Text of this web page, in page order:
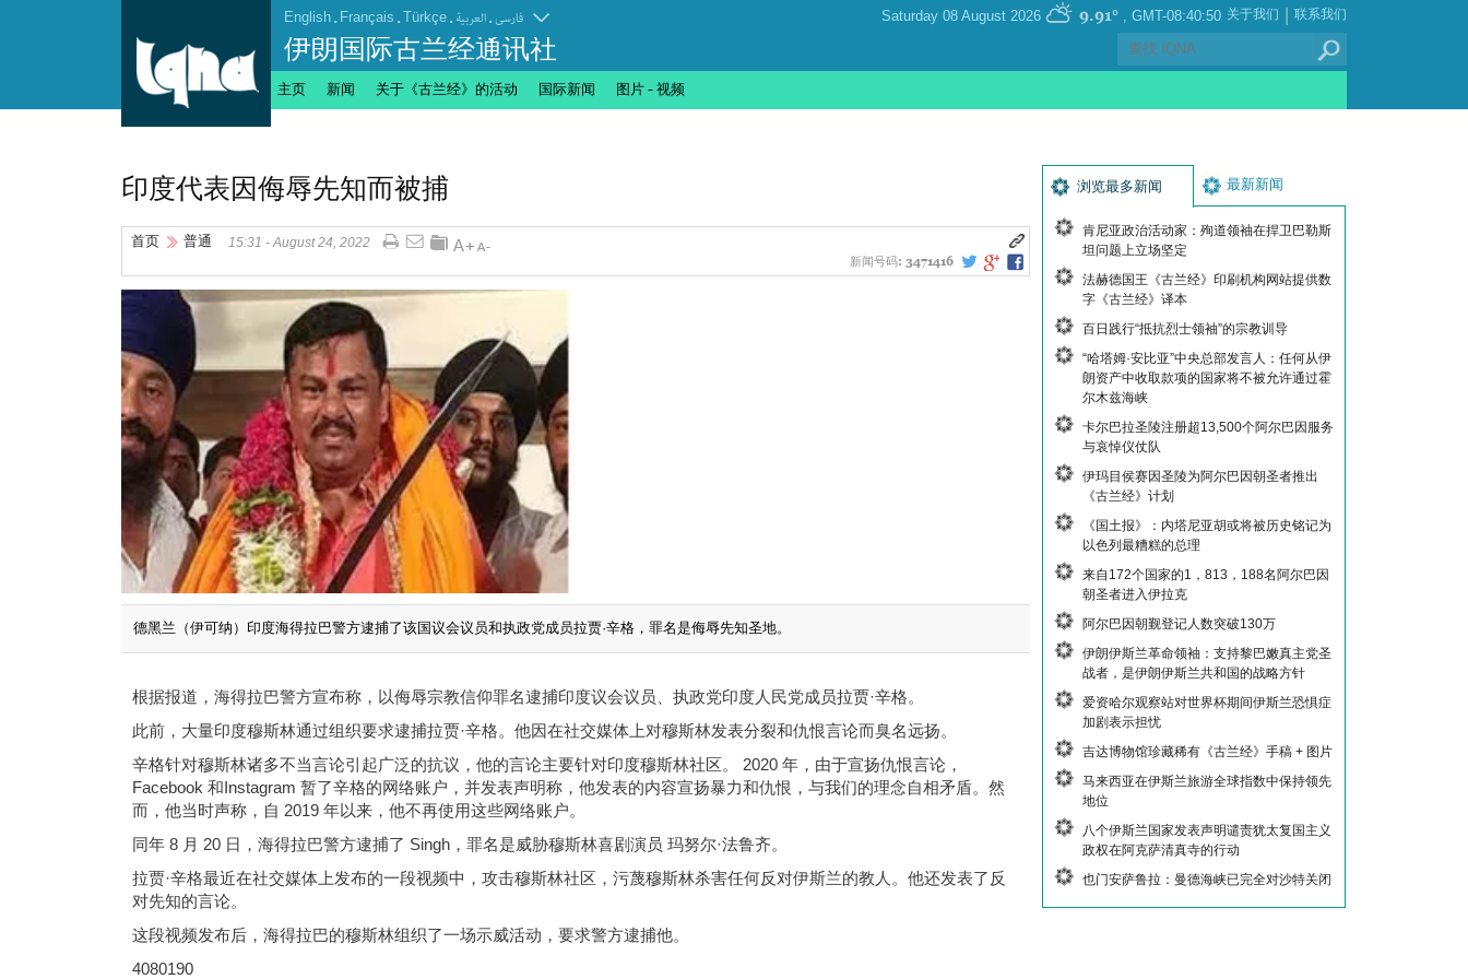
English . Français . Türkçe . العربیة.فارسی
伊朗国际古兰经通讯社
GMT-08:40:50
, Saturday 08 August 2026
9.91° 联系我们
|
关于我们
主页 新闻 关于《古兰经》的活动 国际新闻 图片 - 视频
印度代表因侮辱先知而被捕
首页 普通
15:31 - August 24, 2022
新闻号码: 3471416
德黑兰（伊可纳）印度海得拉巴警方逮捕了该国议会议员和执政党成员拉贾·辛格，罪名是侮辱先知圣地。
根据报道，海得拉巴警方宣布称，以侮辱宗教信仰罪名逮捕印度议会议员、执政党印度人民党成员拉贾·辛格。
此前，大量印度穆斯林通过组织要求逮捕拉贾·辛格。他因在社交媒体上对穆斯林发表分裂和仇恨言论而臭名远扬。
辛格针对穆斯林诸多不当言论引起广泛的抗议，他的言论主要针对印度穆斯林社区。 2020 年，由于宣扬仇恨言论，
Facebook 和Instagram 暂了辛格的网络账户，并发表声明称，他发表的内容宣扬暴力和仇恨，与我们的理念自相矛盾。然
而，他当时声称，自 2019 年以来，他不再使用这些网络账户。
同年 8 月 20 日，海得拉巴警方逮捕了 Singh，罪名是威胁穆斯林喜剧演员 玛努尔·法鲁齐。
拉贾·辛格最近在社交媒体上发布的一段视频中，攻击穆斯林社区，污蔑穆斯林杀害任何反对伊斯兰的教人。他还发表了反
对先知的言论。
这段视频发布后，海得拉巴的穆斯林组织了一场示威活动，要求警方逮捕他。
4080190
浏览最多新闻 最新新闻
肯尼亚政治活动家：殉道领袖在捍卫巴勒斯
坦问题上立场坚定
法赫德国王《古兰经》印刷机构网站提供数
字《古兰经》译本
百日践行“抵抗烈士领袖”的宗教训导
“哈塔姆·安比亚”中央总部发言人：任何从伊
朗资产中收取款项的国家将不被允许通过霍
尔木兹海峡
卡尔巴拉圣陵注册超13,500个阿尔巴因服务
与哀悼仪仗队
伊玛目侯赛因圣陵为阿尔巴因朝圣者推出
《古兰经》计划
《国土报》：内塔尼亚胡或将被历史铭记为
以色列最糟糕的总理
来自172个国家的1，813，188名阿尔巴因
朝圣者进入伊拉克
阿尔巴因朝觐登记人数突破130万
伊朗伊斯兰革命领袖：支持黎巴嫩真主党圣
战者，是伊朗伊斯兰共和国的战略方针
爱资哈尔观察站对世界杯期间伊斯兰恐惧症
加剧表示担忧
吉达博物馆珍藏稀有《古兰经》手稿 + 图片
马来西亚在伊斯兰旅游全球指数中保持领先
地位
八个伊斯兰国家发表声明谴责犹太复国主义
政权在阿克萨清真寺的行动
也门安萨鲁拉：曼德海峡已完全对沙特关闭